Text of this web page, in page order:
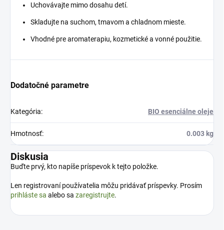
Uchovávajte mimo dosahu detí.
Skladujte na suchom, tmavom a chladnom mieste.
Vhodné pre aromaterapiu, kozmetické a vonné použitie.
Dodatočné parametre
Kategória: BIO esenciálne oleje
Hmotnosť: 0.003 kg
Diskusia
Buďte prvý, kto napíše príspevok k tejto položke.
Len registrovaní používatelia môžu pridávať príspevky. Prosím
prihláste sa alebo sa zaregistrujte.